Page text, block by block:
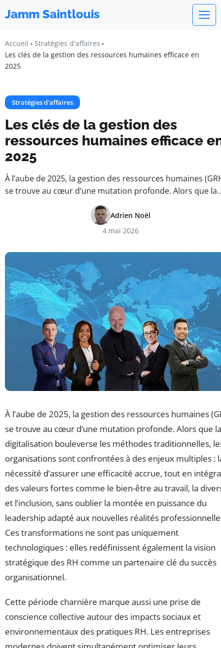
Jamm Saintlouis
Accueil
Stratégies d'affaires
Les clés de la gestion des ressources humaines efficace en
2025
Stratégies d'affaires
Les clés de la gestion des
ressources humaines efficace
2025
À l’aube de 2025, la gestion des ressources humaines
se trouve au cœur d’une mutation profonde. Alors que
Adrien Noël
4 mai 2026
À l’aube de 2025, la gestion des ressources humaines
se trouve au cœur d’une mutation profonde. Alors que la
digitalisation bouleverse les méthodes traditionnelles,
organisations sont confrontées à des enjeux multiples :
nécessité d’assurer une efficacité accrue, tout en
des valeurs fortes comme le bien-être au travail, la
et l’inclusion, sans oublier la montée en puissance du
leadership adapté aux nouvelles réalités
Ces transformations ne sont pas uniquement
technologiques : elles redéfinissent également la vision
stratégique des RH comme un partenaire clé du succès
organisationnel.
Cette période charnière marque aussi une prise de
conscience collective autour des impacts sociaux et
environnementaux des pratiques RH. Les entreprises